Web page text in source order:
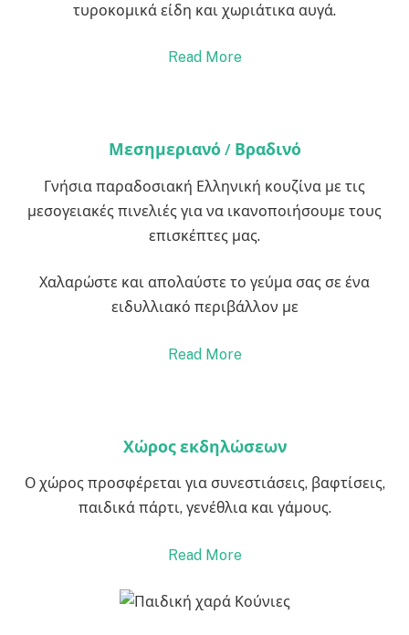
τυροκομικά είδη και χωριάτικα αυγά.
Read More
Μεσημεριανό / Βραδινό
Γνήσια παραδοσιακή Ελληνική κουζίνα με τις
μεσογειακές πινελιές για να ικανοποιήσουμε τους
επισκέπτες μας.
Χαλαρώστε και απολαύστε το γεύμα σας σε ένα
ειδυλλιακό περιβάλλον με
Read More
Χώρος εκδηλώσεων
Ο χώρος προσφέρεται για συνεστιάσεις, βαφτίσεις,
παιδικά πάρτι, γενέθλια και γάμους.
Read More